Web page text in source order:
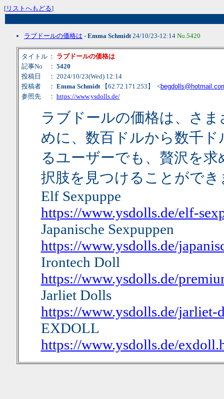
[ リストへもどる]
ラブドールの価格は - Emma Schmidt24/10/23-12:14 No.5420
タイトル ： ラブドールの価格は
記事No
： 5420
投稿日
： 2024/10/23(Wed) 12:14
投稿者
： Emma Schmidt【62.72.171.253】 <
参照先
： https://www.ysdolls.de/
ラブドールの価格は、さ
めに、数百ドルから数千
るユーザーでも、贅沢を
択肢を見つけることができ
Elf Sexpuppe
https://www.ysdolls.de/elf-
Japanische Sexpuppen
https://www.ysdolls.de/
Irontech Doll
https://www.ysdolls.de/
Jarliet Dolls
https://www.ysdolls.de/jarliet-
EXDOLL
https://www.ysdolls.de/